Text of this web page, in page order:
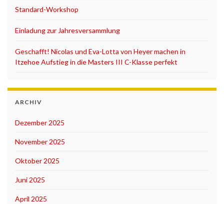
Standard-Workshop
Einladung zur Jahresversammlung
Geschafft! Nicolas und Eva-Lotta von Heyer machen in
Itzehoe Aufstieg in die Masters III C-Klasse perfekt
ARCHIV
Dezember 2025
November 2025
Oktober 2025
Juni 2025
April 2025